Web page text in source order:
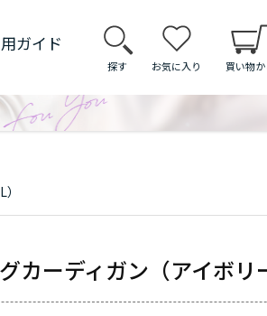
ガイド
探す お気に入り 買い物
カーディガン（アイボリ